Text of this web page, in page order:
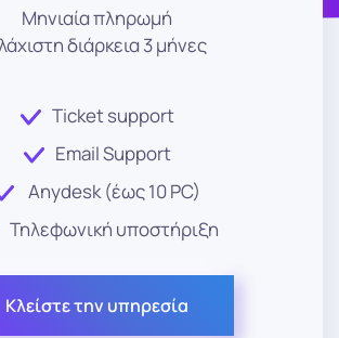
Μηνιαία πληρωμή
διάρκεια 3 μήνες
Ticket support
Email Support
Anydesk (έως 10 PC)
Τηλεφωνική υποστήριξη
Κλείστε την υπηρεσία